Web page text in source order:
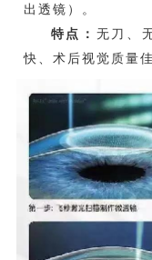
出透镜）。
特点： 无刀、
快、术后视觉质量佳